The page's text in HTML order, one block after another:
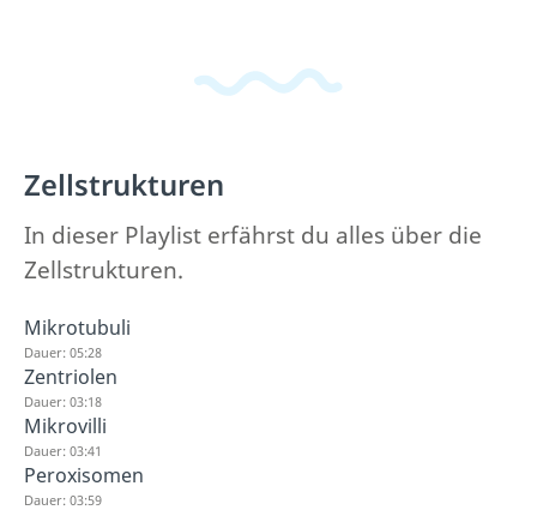
Zellstrukturen
In dieser Playlist erfährst du alles über die
Zellstrukturen.
Mikrotubuli
Dauer: 05:28
Zentriolen
Dauer: 03:18
Mikrovilli
Dauer: 03:41
Peroxisomen
Dauer: 03:59